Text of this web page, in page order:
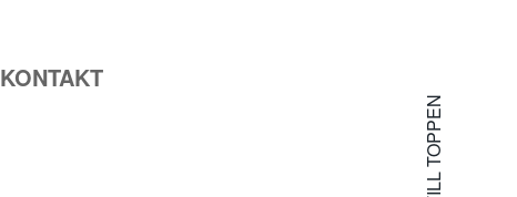
KONTAKT
TILL TOPPEN